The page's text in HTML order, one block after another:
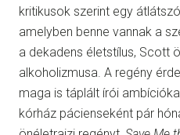
kritikusok szerint egy
amelyben benne vannak a
a dekadens életstílus, Scott
alkoholizmusa. A regény
maga is táplált írói
kórház pácienseként pár